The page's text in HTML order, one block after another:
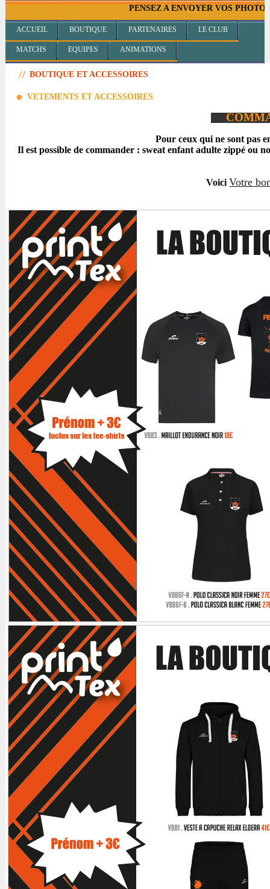
PENSEZ A ENVOYER VOS PHOTOS
ACCUEIL BOUTIQUE PARTENAIRES LE CLUB
MATCHS EQUIPES ANIMATIONS
BOUTIQUE ET ACCESSOIRES
VETEMENTS ET ACCESSOIRES
Pour ceux qui ne sont pas
Il est possible de commander : sweat enfant adulte zippé ou
VoiciVotre